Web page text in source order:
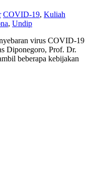
COVID-19, Kuliah
, Undip
virus COVID-19
Diponegoro, Prof. Dr.
beberapa kebijakan